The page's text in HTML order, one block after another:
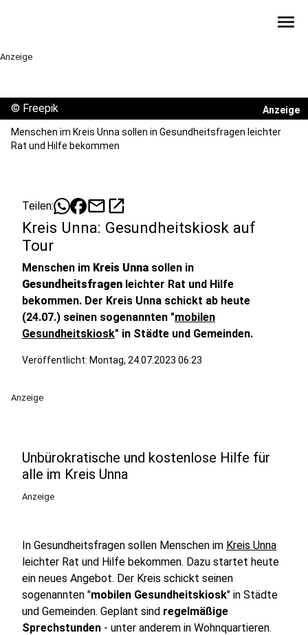
menu
Anzeige
Anzeige
© Freepik
Menschen im Kreis Unna sollen in Gesundheitsfragen leichter
Rat und Hilfe bekommen
Teilen: mailopen_in_new
Kreis Unna: Gesundheitskiosk auf
Tour
Menschen im Kreis Unna sollen in
Gesundheitsfragen leichter Rat und Hilfe
bekommen. Der Kreis Unna schickt ab heute
(24.07.) seinen sogenannten "mobilen
Gesundheitskiosk" in Städte und Gemeinden.
Veröffentlicht: Montag, 24.07.2023 06:23
Anzeige
Unbürokratische und kostenlose Hilfe für
alle im Kreis Unna
Anzeige
In Gesundheitsfragen sollen Menschen im Kreis Unna
leichter Rat und Hilfe bekommen. Dazu startet heute
ein neues Angebot. Der Kreis schickt seinen
sogenannten "mobilen Gesundheitskiosk" in Städte
und Gemeinden. Geplant sind regelmäßige
Sprechstunden - unter anderem in Wohnquartieren.